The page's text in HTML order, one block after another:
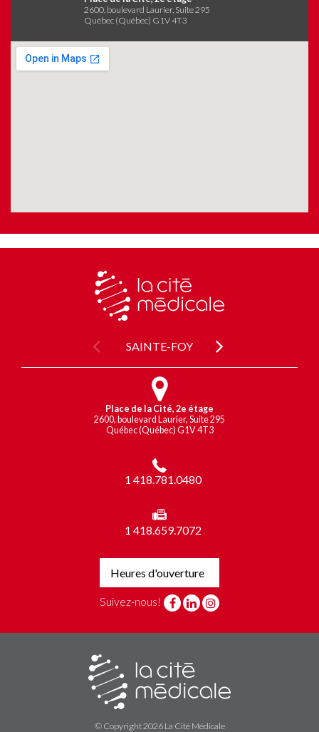
2600, boulevard Laurier, Suite 295
Québec (Québec) G1V 4T3
SAINTE-FOY
Place de la Cité, 2e étage
2600, boulevard Laurier, Suite 295
Québec (Québec) G1V 4T3
1 418.781.0480
1 418.659.7072
Heures d'ouverture
Suivez-nous!
© Copyright 2026 La Cité Médicale